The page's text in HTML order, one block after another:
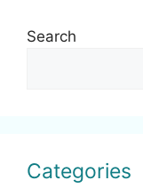
Search
Categories